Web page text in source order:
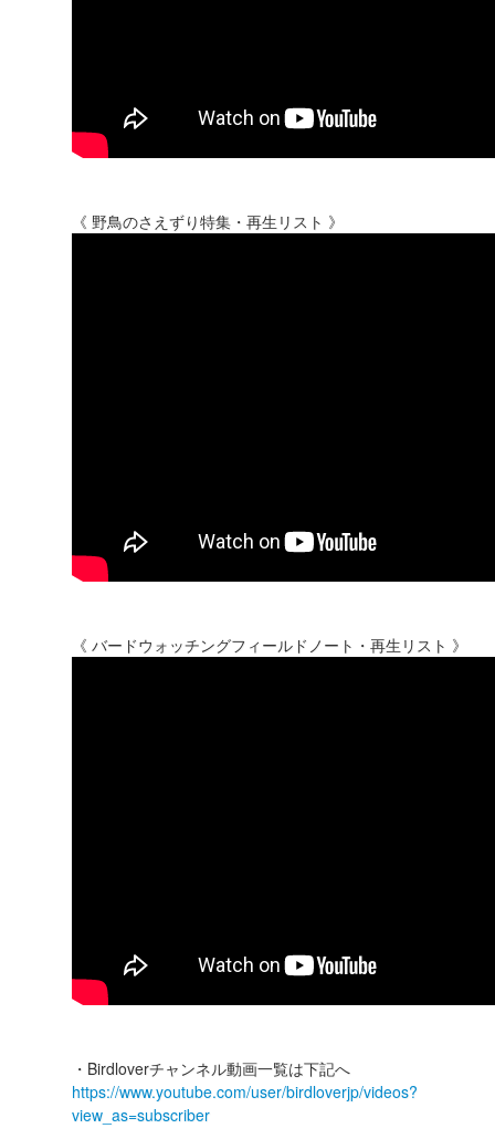
《 野鳥のさえずり特集・再生リスト 》
《 バードウォッチングフィールドノート・再生リスト 》
・Birdloverチャンネル動画一覧は下記へ
https://www.youtube.com/user/birdloverjp/videos?
view_as=subscriber